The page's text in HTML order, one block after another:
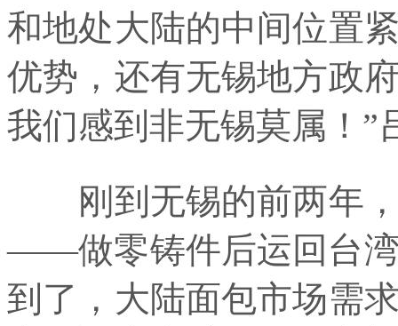
和地处大陆的中间位置
优势，还有无锡地方政
我们感到非无锡莫属！”
刚到无锡的前两年，
——做零铸件后运回台
到了，大陆面包市场需